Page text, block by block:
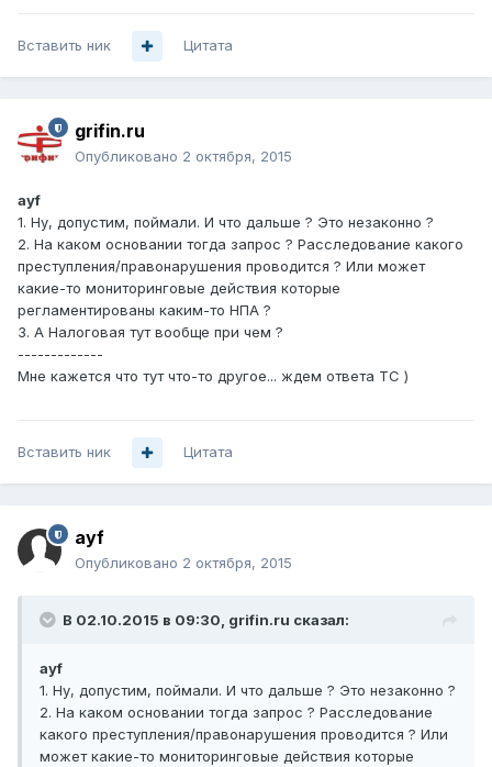
Вставить ник Цитата
grifin.ru
Опубликовано 2 октября, 2015
ayf
1. Ну, допустим, поймали. И что дальше ? Это незаконно ?
2. На каком основании тогда запрос ? Расследование какого
преступления/правонарушения проводится ? Или может
какие-то мониторинговые действия которые
регламентированы каким-то НПА ?
3. А Налоговая тут вообще при чем ?
-------------
Мне кажется что тут что-то другое... ждем ответа ТС )
Вставить ник Цитата
ayf
Опубликовано 2 октября, 2015
В 02.10.2015 в 09:30, grifin.ru сказал:
ayf
1. Ну, допустим, поймали. И что дальше ? Это незаконно ?
2. На каком основании тогда запрос ? Расследование
какого преступления/правонарушения проводится ? Или
может какие-то мониторинговые действия которые